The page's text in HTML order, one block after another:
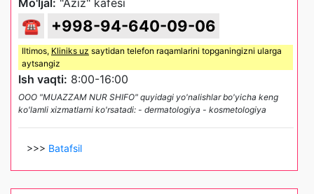
☎ +998-94-640-09-06
Iltimos, Kliniks uz saytidan telefon raqamlarini topganingizni ularga
aytsangiz
Ish vaqti: 8:00-16:00
OOO "MUAZZAM NUR SHIFO" quyidagi yo'nalishlar bo'yicha keng
ko'lamli xizmatlarni ko'rsatadi: - dermatologiya - kosmetologiya
>>> Batafsil